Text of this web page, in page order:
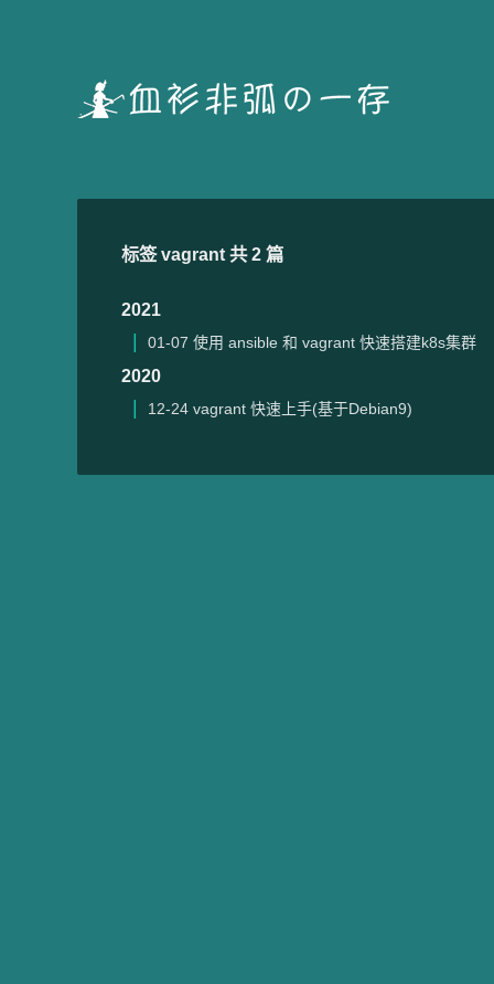
标签 vagrant 共 2 篇
2021
01-07 使用 ansible 和 vagrant 快速搭建k8s集群
2020
12-24 vagrant 快速上手(基于Debian9)